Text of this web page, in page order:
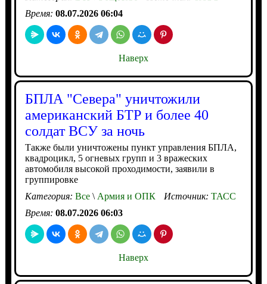
Время: 08.07.2026 06:04
Наверх
БПЛА "Севера" уничтожили
американский БТР и более 40
солдат ВСУ за ночь
Также были уничтожены пункт управления БПЛА,
квадроцикл, 5 огневых групп и 3 вражеских
автомобиля высокой проходимости, заявили в
группировке
Категория: Все\Армия и ОПК Источник: ТАСС
Время: 08.07.2026 06:03
Наверх